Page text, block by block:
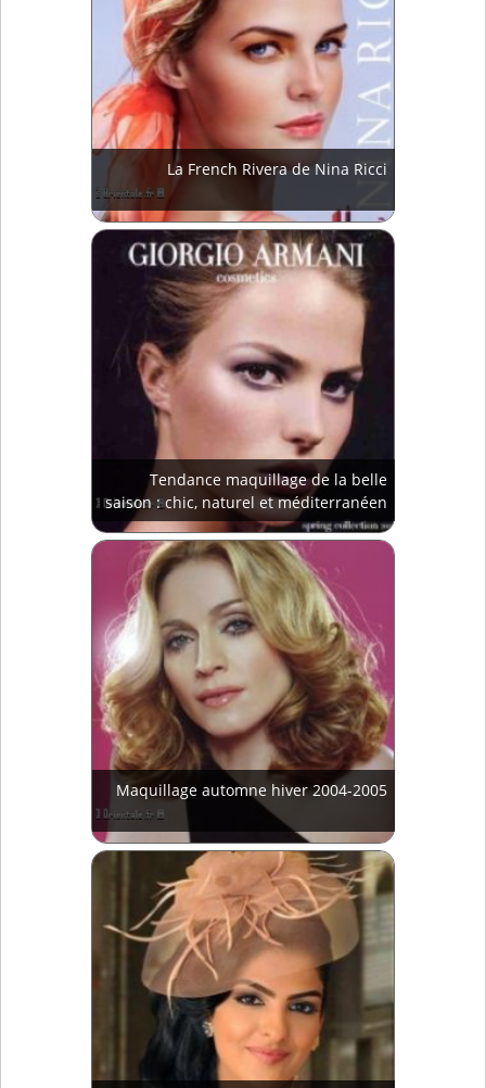
La French Rivera de Nina Ricci
Tendance maquillage de la belle
saison : chic, naturel et méditerranéen
Maquillage automne hiver 2004-2005